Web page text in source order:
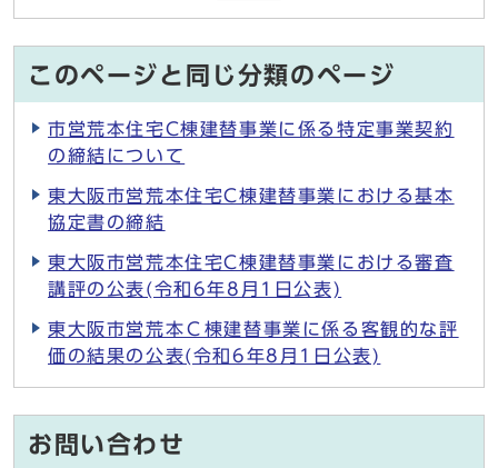
このページと同じ分類のページ
市営荒本住宅C棟建替事業に係る特定事業契約
の締結について
東大阪市営荒本住宅C棟建替事業における基本
協定書の締結
東大阪市営荒本住宅C棟建替事業における審査
講評の公表(令和6年8月1日公表)
東大阪市営荒本Ｃ棟建替事業に係る客観的な評
価の結果の公表(令和6年8月1日公表)
お問い合わせ